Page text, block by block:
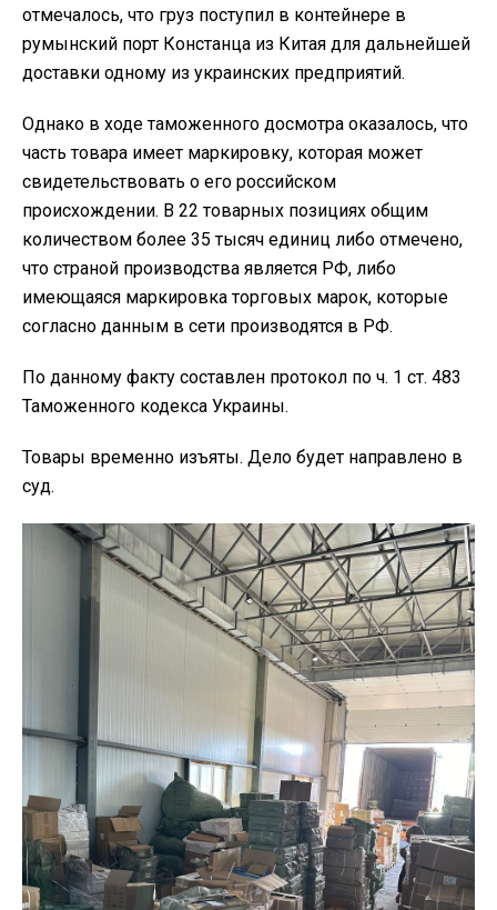
отмечалось, что груз поступил в контейнере в
румынский порт Констанца из Китая для дальнейшей
доставки одному из украинских предприятий.
Однако в ходе таможенного досмотра оказалось, что
часть товара имеет маркировку, которая может
свидетельствовать о его российском
происхождении. В 22 товарных позициях общим
количеством более 35 тысяч единиц либо отмечено,
что страной производства является РФ, либо
имеющаяся маркировка торговых марок, которые
согласно данным в сети производятся в РФ.
По данному факту составлен протокол по ч. 1 ст. 483
Таможенного кодекса Украины.
Товары временно изъяты. Дело будет направлено в
суд.